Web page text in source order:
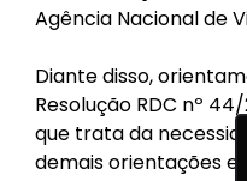
Agência Nacional de
Diante disso,
Resolução RDC nº
que trata da
demais orientações